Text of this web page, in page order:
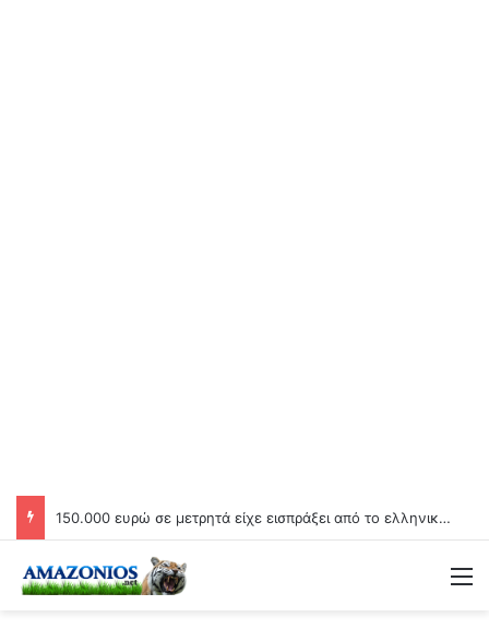
150.000 ευρώ σε μετρητά είχε εισπράξει από το ελληνικό δημόσιο μέσω επιδομάτων ο 26χρονος Αφγανός μακελάρης!